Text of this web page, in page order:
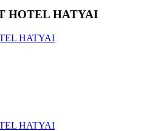
HOTEL HATYAI
HATYAI
HATYAI